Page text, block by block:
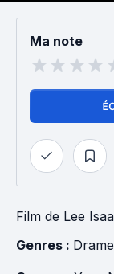
Ma note
Film de Lee
Genres : Drame